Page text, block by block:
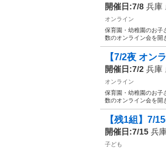
開催日:7/8 兵庫
オンライン
保育園・幼稚園のお子
数のオンライン会を開
【7/2夜 オン
開催日:7/2 兵庫
オンライン
保育園・幼稚園のお子
数のオンライン会を開
【残1組】7/
開催日:7/15 兵
子ども